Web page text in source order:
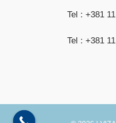
Tel : +381
Tel : +381